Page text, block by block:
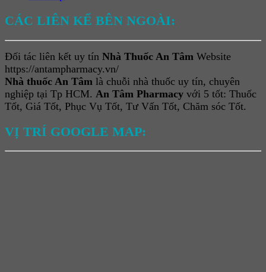
CÁC LIÊN KẾ BÊN NGOÀI:
Đối tác liên kết uy tín Nhà Thuốc An Tâm Website
https://antampharmacy.vn/
Nhà thuốc An Tâm là chuỗi nhà thuốc uy tín, chuyên
nghiệp tại Tp HCM. An Tâm Pharmacy với 5 tốt: Thuốc
Tốt, Giá Tốt, Phục Vụ Tốt, Tư Vấn Tốt, Chăm sóc Tốt.
VỊ TRÍ GOOGLE MAP: